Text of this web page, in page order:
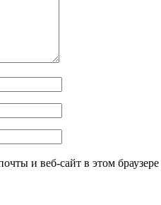
и веб-сайт в этом